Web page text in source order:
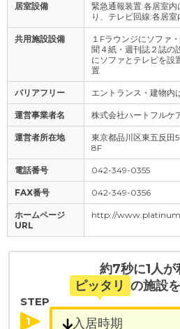
居室設備
緊急通報装置:各居室
り、テレビ回線:各居室
共用施設設備
１Fラウンジにソファ
聞４紙・週刊誌２誌の
にソファとテレビを設
置
バリアフリー エントランス・建物内
運営事業者名 株式会社ハートフルケ
運営者所在地
東京都品川区東五反田
8F
電話番号 042-349-0355
FAX番号 042-349-0356
ホームページ
URL
http://
約7秒に1人が
ピッタリ の施設
STEP
1